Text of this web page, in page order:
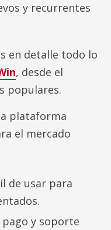
y recurrentes
en detalle todo lo
, desde el
populares.
plataforma
el mercado
de usar para
y soporte